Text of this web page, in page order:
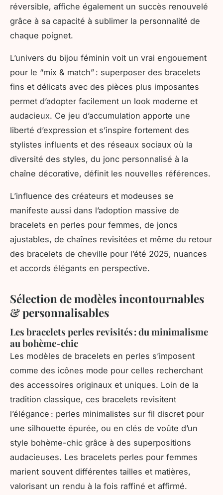
réversible, affiche également un succès renouvelé
grâce à sa capacité à sublimer la personnalité de
chaque poignet.
L’univers du bijou féminin voit un vrai engouement
pour le “mix & match” : superposer des bracelets
fins et délicats avec des pièces plus imposantes
permet d’adopter facilement un look moderne et
audacieux. Ce jeu d’accumulation apporte une
liberté d’expression et s’inspire fortement des
stylistes influents et des réseaux sociaux où la
diversité des styles, du jonc personnalisé à la
chaîne décorative, définit les nouvelles références.
L’influence des créateurs et modeuses se
manifeste aussi dans l’adoption massive de
bracelets en perles pour femmes, de joncs
ajustables, de chaînes revisitées et même du retour
des bracelets de cheville pour l’été 2025, nuances
et accords élégants en perspective.
Sélection de modèles incontournables
& personnalisables
Les bracelets perles revisités : du minimalisme
au bohème-chic
Les modèles de bracelets en perles s’imposent
comme des icônes mode pour celles recherchant
des accessoires originaux et uniques. Loin de la
tradition classique, ces bracelets revisitent
l’élégance : perles minimalistes sur fil discret pour
une silhouette épurée, ou en clés de voûte d’un
style bohème-chic grâce à des superpositions
audacieuses. Les bracelets perles pour femmes
marient souvent différentes tailles et matières,
valorisant un rendu à la fois raffiné et affirmé.